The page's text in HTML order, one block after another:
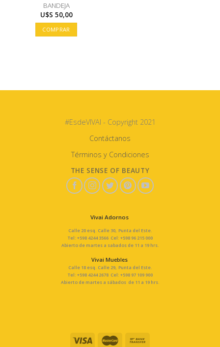
BANDEJA
U$S 50,00
COMPRAR
#EsdeVIVAI - Copyright 2021
Contáctanos
Términos y Condiciones
THE SENSE OF BEAUTY
Vivai Adornos
Calle 20 esq. Calle 30, Punta del Este.
Tel: +598 4244 3566 Cel: +598 96 215 000
Abierto de martes a sabados de 11 a 19 hrs.
Vivai Muebles
Calle 18 esq. Calle 29, Punta del Este.
Tel: +598 4244 2678 Cel: +598 97 109 900
Abierto de martes a sábados de 11 a 19 hrs.